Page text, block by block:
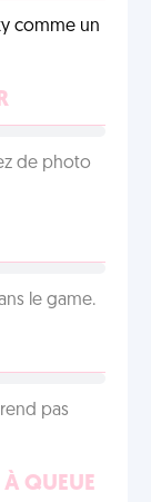
comme un
de photo
le game.
pas
À QUEUE